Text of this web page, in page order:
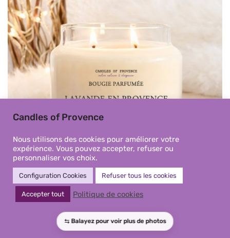
Bougie parfumée Lavande en
Provence artisanale | Fait-main
en Provence
Candles of Provence
Nous utilisons des cookies pour améliorer votre
expérience. Vous pouvez accepter, refuser ou
personnaliser vos choix.
Configuration Cookies Refuser tous les cookies
Accepter tout Politique de cookies